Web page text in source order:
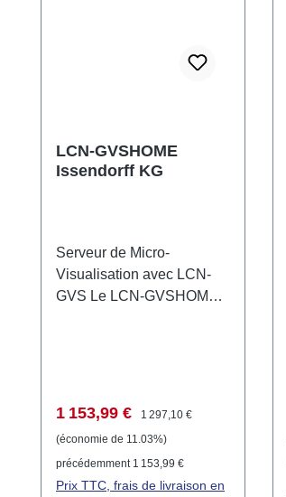
LCN-GVSHOME
Issendorff KG
Serveur de Micro-
Visualisation avec LCN-
GVS Le LCN-GVSHOME
central des bâtiments.
Équipé du LCN-GVS
(Système de Visualisation
Global) et de 20 licences
de modules, ce serveur
Prix de vente :
1 153,99 € Prix régulier :
1 297,10 €
(économie de 11.03%)
précédemment 1 153,99 €
Prix TTC, frais de livraison en